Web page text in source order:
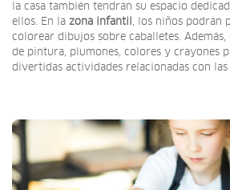
la casa también tendrán su espacio
ellos. En la zona infantil
, los niños podrán
colorear dibujos sobre caballetes. Además,
de pintura, plumones, colores y crayones
divertidas actividades relacionadas con las